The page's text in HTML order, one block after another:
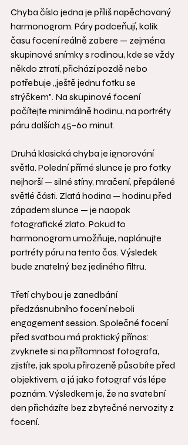
Chyba číslo jedna je příliš napěchovaný
harmonogram. Páry podceňují, kolik
času focení reálně zabere — zejména
skupinové snímky s rodinou, kde se vždy
někdo ztratí, přichází pozdě nebo
potřebuje „ještě jednu fotku se
strýčkem". Na skupinové focení
počítejte minimálně hodinu, na portréty
páru dalších 45–60 minut.
Druhá klasická chyba je ignorování
světla. Polední přímé slunce je pro fotky
nejhorší — silné stíny, mračení, přepálené
světlé části. Zlatá hodina — hodinu před
západem slunce — je naopak
fotografické zlato. Pokud to
harmonogram umožňuje, naplánujte
portréty páru na tento čas. Výsledek
bude znatelný bez jediného filtru.
Třetí chybou je zanedbání
předzásnubního focení neboli
engagement session. Společné focení
před svatbou má praktický přínos:
zvyknete si na přítomnost fotografa,
zjistíte, jak spolu přirozeně působíte před
objektivem, a já jako fotograf vás lépe
poznám. Výsledkem je, že na svatební
den přicházíte bez zbytečné nervozity z
focení.